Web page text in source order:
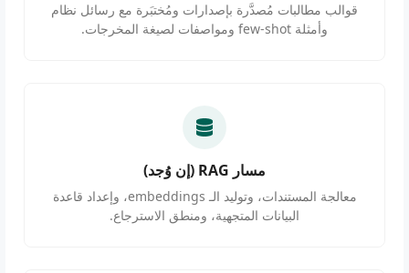
قوالب مطالبات مُصدَّرة بإصدارات ومُختبَرة مع رسائل نظام
وأمثلة few-shot ومواصفات لصيغة المخرجات.
مسار RAG (إن وُجد)
معالجة المستندات، وتوليد الـ embeddings، وإعداد قاعدة
البيانات المتجهية، ومنطق الاسترجاع.